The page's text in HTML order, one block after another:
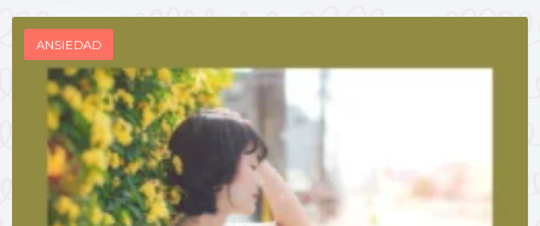
ANSIEDAD